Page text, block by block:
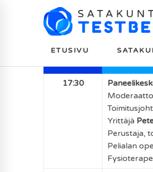
ETUSIVU
Hyötypelien
Ohjelma
17:00
17:30
Yrittäjä
Perustaja,
Pelialan